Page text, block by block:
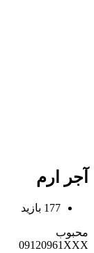
آجر ارم
177 بازید
محبوب
09120961XXX